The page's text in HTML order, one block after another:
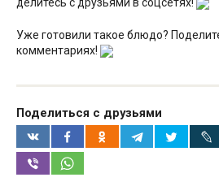
Уже готовили такое блюдо?
комментариях!
Поделиться с друзьями